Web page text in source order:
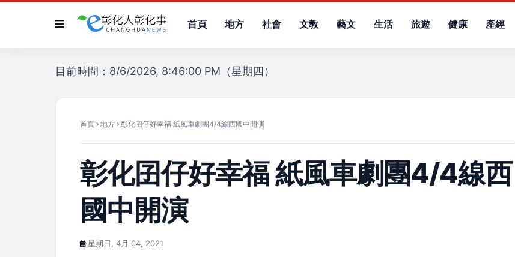
首頁 地方 社會 文教 藝文 生活 旅遊 健康 產經
目前時間：8/6/2026, 8:46:00 PM（星期四）
首頁 地方 彰化囝仔好幸福 紙風車劇團4/4線西國中開演
彰化囝仔好幸福 紙風車劇團4/4線西
國中開演
星期日, 4月 04, 2021